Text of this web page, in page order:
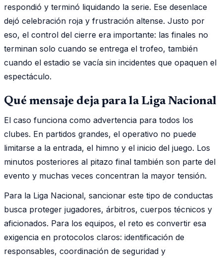
respondió y terminó liquidando la serie. Ese desenlace
dejó celebración roja y frustración altense. Justo por
eso, el control del cierre era importante: las finales no
terminan solo cuando se entrega el trofeo, también
cuando el estadio se vacía sin incidentes que opaquen el
espectáculo.
Qué mensaje deja para la Liga Nacional
El caso funciona como advertencia para todos los
clubes. En partidos grandes, el operativo no puede
limitarse a la entrada, el himno y el inicio del juego. Los
minutos posteriores al pitazo final también son parte del
evento y muchas veces concentran la mayor tensión.
Para la Liga Nacional, sancionar este tipo de conductas
busca proteger jugadores, árbitros, cuerpos técnicos y
aficionados. Para los equipos, el reto es convertir esa
exigencia en protocolos claros: identificación de
responsables, coordinación de seguridad y